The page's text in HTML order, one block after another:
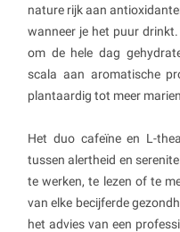
nature rijk aan
wanneer je het puur
om de hele dag
scala aan aromatische
plantaardig tot meer
Het duo cafeïne en L-
tussen alertheid en
te werken, te lezen of te
van elke becijferde
het advies van een